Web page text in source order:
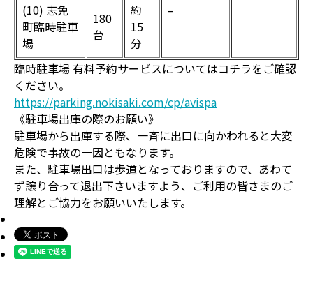
(10) 志免
町臨時駐車
場
180
台
約
15
分
–
臨時駐車場 有料予約サービスについてはコチラをご確認
ください。
https://parking.nokisaki.com/cp/avispa
《駐車場出庫の際のお願い》
駐車場から出庫する際、一斉に出口に向かわれると大変
危険で事故の一因ともなります。
また、駐車場出口は歩道となっておりますので、あわて
ず譲り合って退出下さいますよう、ご利用の皆さまのご
理解とご協力をお願いいたします。